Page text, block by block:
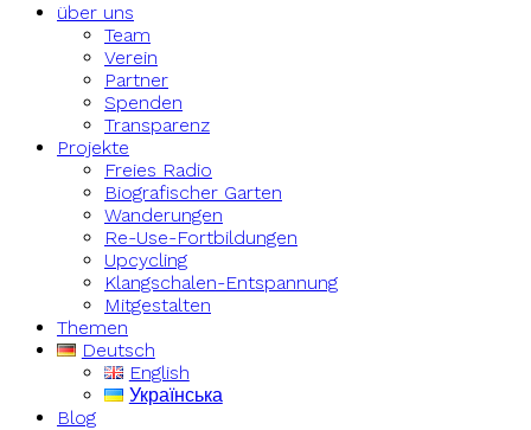
über uns
Team
Verein
Partner
Spenden
Transparenz
Projekte
Freies Radio
Biografischer Garten
Wanderungen
Re-Use-Fortbildungen
Upcycling
Klangschalen-Entspannung
Mitgestalten
Themen
Deutsch
English
Українська
Blog